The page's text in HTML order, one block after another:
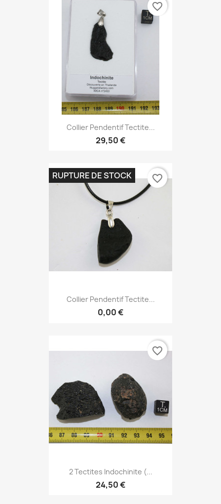
Collier Pendentif Tectite...
29,50 €
favorite_border
Collier Pendentif Tectite...
0,00 €
RUPTURE DE STOCK favorite_border
2 Tectites Indochinite (...
24,50 €
favorite_border